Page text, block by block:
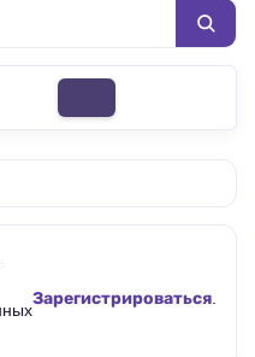
Зарегистрироваться